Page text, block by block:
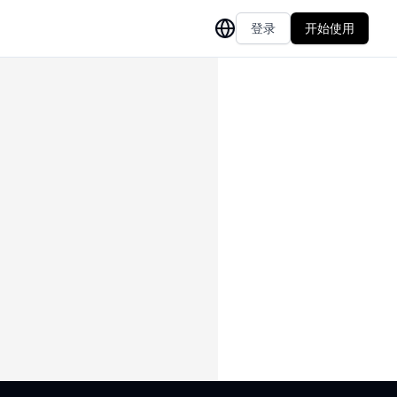
登录 开始使用